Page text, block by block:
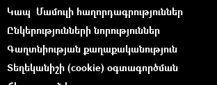
Կապ Մամուլի հաղորդագրություններ
Ընկերությունների նորություններ
Գաղտնիության քաղաքականություն
Տեղեկանիշի (cookie) օգտագործման